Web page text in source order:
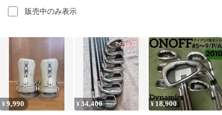
販売中のみ表示
¥9,990 ¥34,400 ¥ 18,900